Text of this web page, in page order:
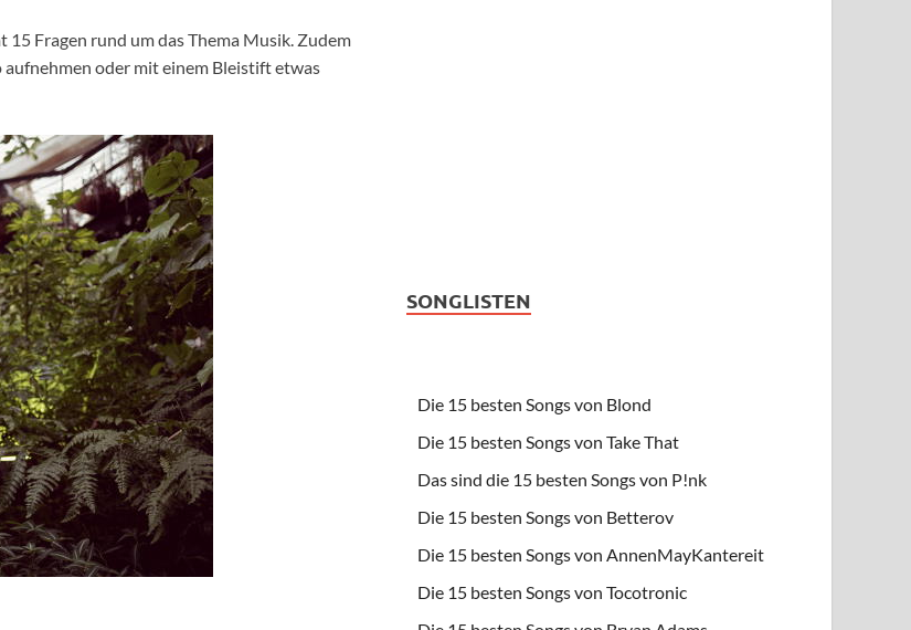
Fragen rund um das Thema Musik. Zudem
oder mit einem Bleistift etwas
SONGLISTEN
Die 15 besten Songs von Blond
Die 15 besten Songs von Take That
Das sind die 15 besten Songs von P!nk
Die 15 besten Songs von Betterov
Die 15 besten Songs von AnnenMayKantereit
Die 15 besten Songs von Tocotronic